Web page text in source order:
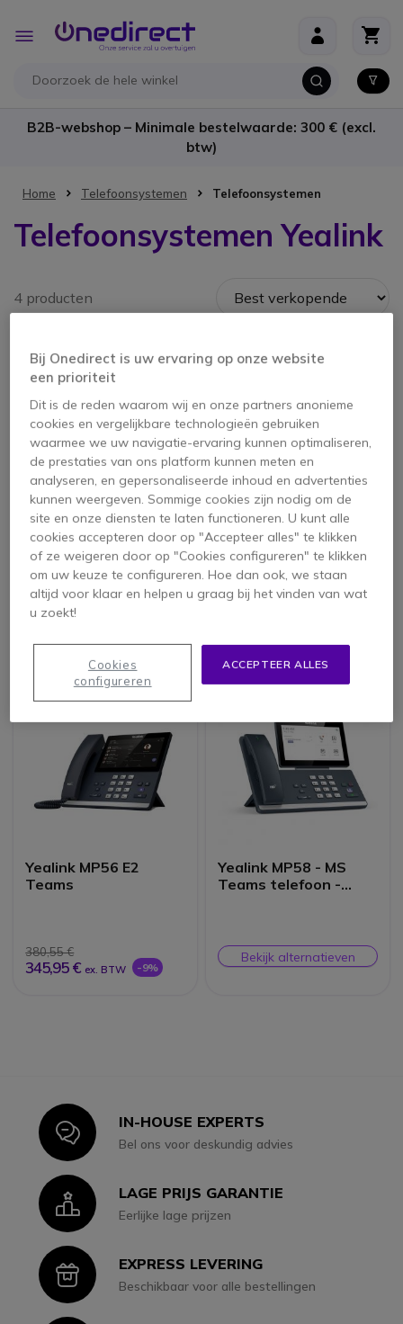
Toggle
Nav
B2B-webshop – Minimale bestelwaarde: 300 € (excl.
btw)
Home Telefoonsystemen Telefoonsystemen
Telefoonsystemen Yealink
4 producten
Yealink W71H
Professionele DECT
Telefoon Handset
73,95 €
Yealink W80DM
(Multicell DECT
Manager)5 van 1 Reviews
Yealink MP56 E2
Teams
380,55 €
345,95 € ex. BTW -9%
Yealink MP58 - MS
Teams telefoon -
Bekijk alternatieven
IconIN-HOUSE EXPERTS
Bel ons voor deskundig advies
IconLAGE PRIJS GARANTIE
Eerlijke lage prijzen
IconEXPRESS LEVERING
Beschikbaar voor alle bestellingen
Bij Onedirect is uw ervaring op onze website
een prioriteit
Dit is de reden waarom wij en onze partners anonieme
cookies en vergelijkbare technologieën gebruiken
waarmee we uw navigatie-ervaring kunnen optimaliseren,
de prestaties van ons platform kunnen meten en
analyseren, en gepersonaliseerde inhoud en advertenties
kunnen weergeven. Sommige cookies zijn nodig om de
site en onze diensten te laten functioneren. U kunt alle
cookies accepteren door op "Accepteer alles" te klikken
of ze weigeren door op "Cookies configureren" te klikken
om uw keuze te configureren. Hoe dan ook, we staan
altijd voor klaar en helpen u graag bij het vinden van wat
u zoekt!
ACCEPTEER ALLES
Cookies
configureren